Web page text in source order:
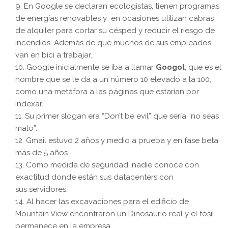
En Google se declaran ecologistas, tienen programas
de energías renovables y en ocasiones utilizan cabras
de alquiler para cortar su césped y reducir el riesgo de
incendios. Además de que muchos de sus empleados
van en bici a trabajar.
Google inicialmente se iba a llamar Googol, que es el
nombre que se le da a un número 10 elevado a la 100,
como una metáfora a las páginas que estarían por
indexar.
Su primer slogan era “Don’t be evil” que sería “no seas
malo”.
Gmail estuvo 2 años y medio a prueba y en fase beta
más de 5 años.
Como medida de seguridad, nadie conoce con
exactitud donde están sus datacenters con
sus servidores.
Al hacer las excavaciones para el edificio de
Mountain View encontraron un Dinosaurio real y el fósil
permanece en la empresa.